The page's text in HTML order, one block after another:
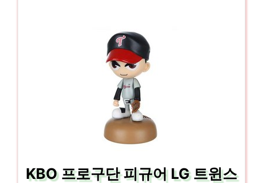
KBO 프로구단 피규어 LG 트윈스